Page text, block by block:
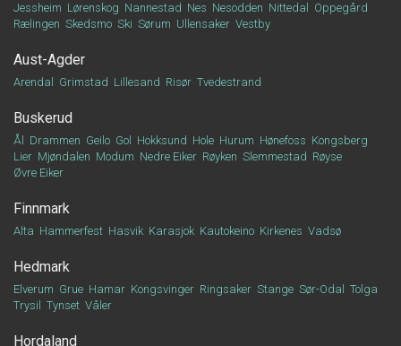
Jessheim Lørenskog Nannestad Nes Nesodden Nittedal
Oppegård
Rælingen Skedsmo Ski Sørum Ullensaker Vestby
Aust-Agder
Arendal Grimstad Lillesand Risør Tvedestrand
Buskerud
Ål Drammen Geilo Gol Hokksund Hole Hurum Hønefoss Kongsberg
Lier Mjøndalen Modum Nedre Eiker Røyken Slemmestad Røyse
Øvre Eiker
Finnmark
Alta Hammerfest Hasvik Karasjok Kautokeino Kirkenes Vadsø
Hedmark
Elverum Grue Hamar Kongsvinger Ringsaker Stange Sør-Odal
Tolga
Trysil
Tynset Våler
Hordaland